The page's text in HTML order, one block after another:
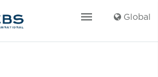
menu Global